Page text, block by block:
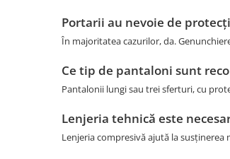
Portarii au nevoie de
În majoritatea cazurilor, da.
Ce tip de pantaloni sunt
Pantalonii lungi sau trei sferturi, cu
Lenjeria tehnică este
Lenjeria compresivă ajută la